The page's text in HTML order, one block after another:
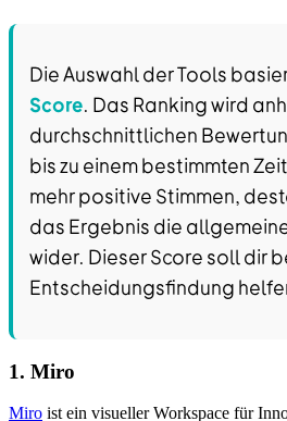
Die Auswahl der Tools
Score. Das Ranking wird
durchschnittlichen
bis zu einem bestimmten
mehr positive Stimmen,
das Ergebnis die
wider. Dieser Score soll dir
Entscheidungsfindung
1. Miro
Miro ist ein visueller Workspace für